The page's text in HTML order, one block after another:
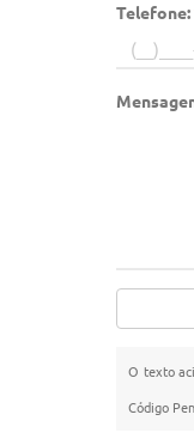
Telefone:
O texto
Código